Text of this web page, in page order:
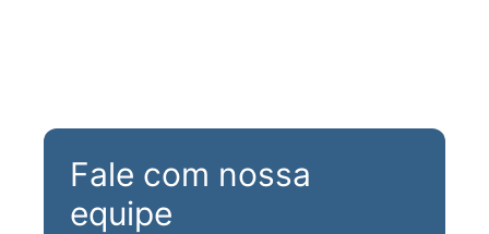
Fale com nossa
equipe